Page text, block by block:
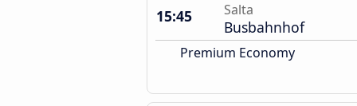
15:45
Salta
Busbahnhof
Premium Economy